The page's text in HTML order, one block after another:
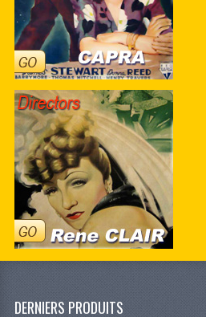
DERNIERS PRODUITS